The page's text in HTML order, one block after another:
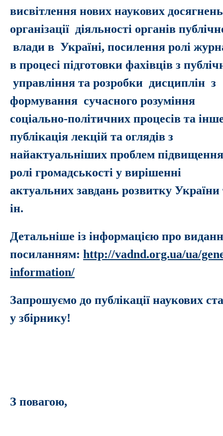
висвітлення нових наукових досягнень
організації діяльності органів
влади в Україні, посилення ролі
в процесі підготовки фахівців з
управління та розробки дисциплін з
формування сучасного розуміння
соціально-політичних процесів та
публікація лекцій та оглядів з
найактуальніших проблем підвищення
ролі громадськості у вирішенні
актуальних завдань розвитку України
ін.
Детальніше із інформацією про
посиланням: http://vadnd.org.ua/ua/
information/
Запрошуємо до публікації наукових
у збірнику!
З повагою,